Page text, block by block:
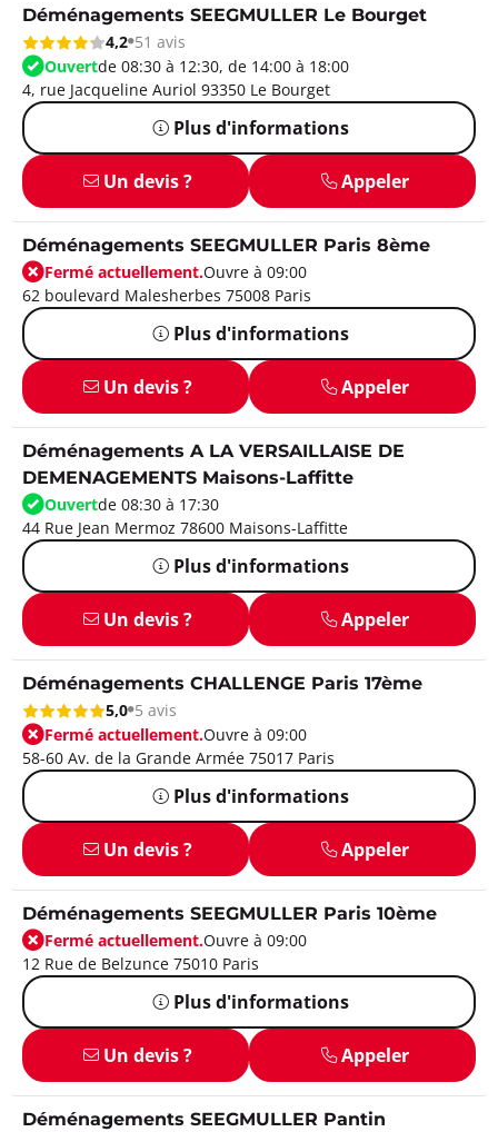
Déménagements SEEGMULLER Le Bourget
4,2 51 avis
Ouvertde 08:30 à 12:30, de 14:00 à 18:00
4, rue Jacqueline Auriol 93350 Le Bourget
Plus d'informations
Un devis ? Appeler
Déménagements SEEGMULLER Paris 8ème
Fermé actuellement.Ouvre à 09:00
62 boulevard Malesherbes 75008 Paris
Plus d'informations
Un devis ? Appeler
Déménagements A LA VERSAILLAISE DE
DEMENAGEMENTS Maisons-Laffitte
Ouvertde 08:30 à 17:30
44 Rue Jean Mermoz 78600 Maisons-Laffitte
Plus d'informations
Un devis ? Appeler
Déménagements CHALLENGE Paris 17ème
5,0 5 avis
Fermé actuellement.Ouvre à 09:00
58-60 Av. de la Grande Armée 75017 Paris
Plus d'informations
Un devis ? Appeler
Déménagements SEEGMULLER Paris 10ème
Fermé actuellement.Ouvre à 09:00
12 Rue de Belzunce 75010 Paris
Plus d'informations
Un devis ? Appeler
Déménagements SEEGMULLER Pantin